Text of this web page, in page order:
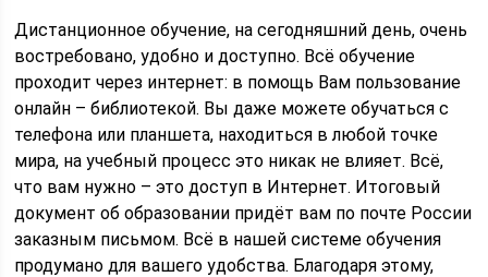
Дистанционное обучение, на сегодняшний день, очень
востребовано, удобно и доступно. Всё обучение
проходит через интернет: в помощь Вам пользование
онлайн – библиотекой. Вы даже можете обучаться с
телефона или планшета, находиться в любой точке
мира, на учебный процесс это никак не влияет. Всё,
что вам нужно – это доступ в Интернет. Итоговый
документ об образовании придёт вам по почте России
заказным письмом. Всё в нашей системе обучения
продумано для вашего удобства. Благодаря этому,